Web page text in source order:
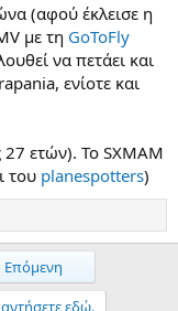
(αφού έκλεισε η
με τη GoToFly
να πετάει και
ενίοτε και
27 ετών). Το SXMAM
του planespotters)
Επόμενη
εδώ.